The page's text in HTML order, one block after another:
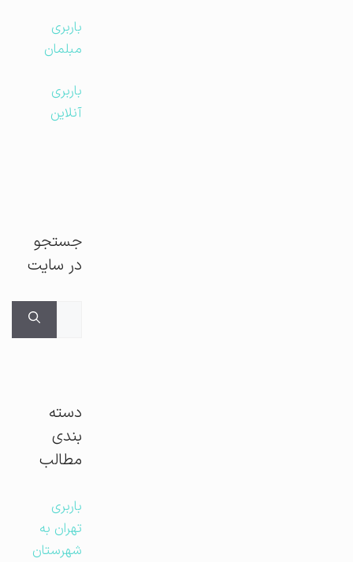
باربری
مبلمان
باربری
آنلاین
جستجو
در سایت
دسته
بندی
مطالب
باربری
تهران به
شهرستان